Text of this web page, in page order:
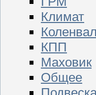
Климат
Коленвал
КПП
Маховик
Общее